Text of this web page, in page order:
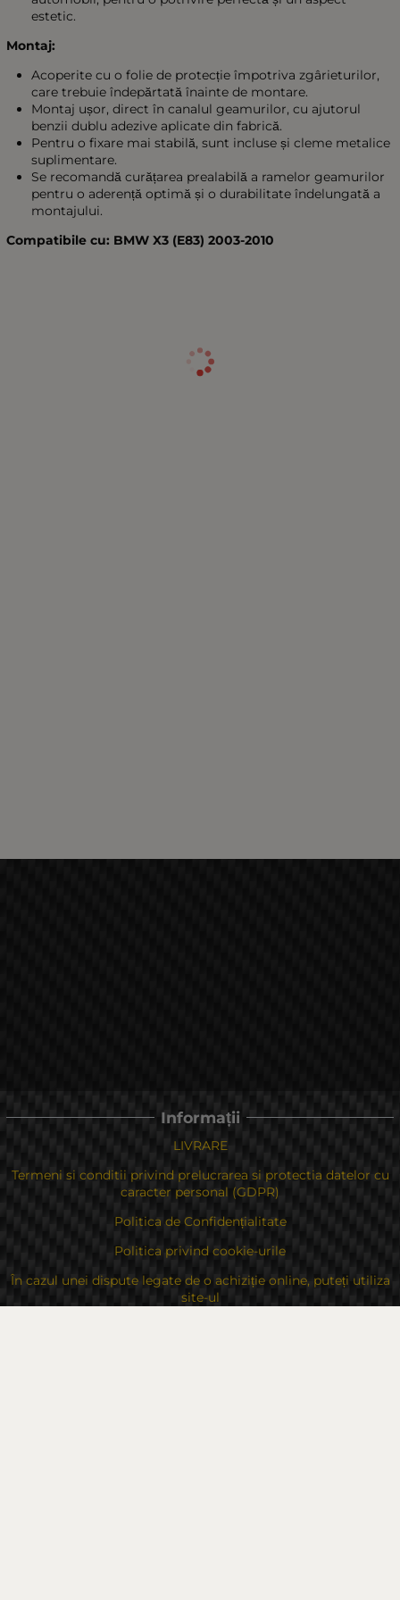
estetic.
Montaj:
Acoperite cu o folie de protecție împotriva zgârieturilor,
care trebuie îndepărtată înainte de montare.
Montaj ușor, direct în canalul geamurilor, cu ajutorul
benzii dublu adezive aplicate din fabrică.
Pentru o fixare mai stabilă, sunt incluse și cleme metalice
suplimentare.
Se recomandă curățarea prealabilă a ramelor geamurilor
pentru o aderență optimă și o durabilitate îndelungată a
montajului.
Compatibile cu: BMW X3 (E83) 2003-2010
Informații
LIVRARE
Termeni si conditii privind prelucrarea si protectia datelor cu
caracter personal (GDPR)
Politica de Confidențialitate
Politica privind cookie-urile
În cazul unei dispute legate de o achiziție online, puteți utiliza
site-ul